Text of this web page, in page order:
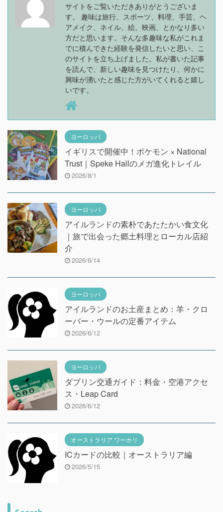
サイトをご覧いただきありがとうございま
す。 趣味は旅行、スポーツ、料理、手芸、ヘ
アメイク、ネイル、絵、映画、とかなり多い
方だと思います。そんな多趣味な私がこれま
でに積んできた経験を発信したいと思い、こ
のサイトを立ち上げました。私が書いた記事
を読んで、新しい趣味を見つけたり、何かに
興味が湧いたと感じた方がいてくれると嬉し
いです。
ヨーロッパ
イギリスで開催中！ポケモン × National
Trust｜Speke Hallのメガ進化トレイル
2026/8/1
ヨーロッパ
アイルランドの素朴であたたかい食文化
｜旅で出会った郷土料理とローカル店紹
介
2026/6/14
ヨーロッパ
アイルランドのお土産まとめ：羊・クロ
ーバー・ウールの定番アイテム
2026/6/12
ヨーロッパ
ダブリン交通ガイド：料金・空港アクセ
ス・Leap Card
2026/6/12
オーストラリア ワーホリ
ICカードの比較｜オーストラリア編
2026/5/15